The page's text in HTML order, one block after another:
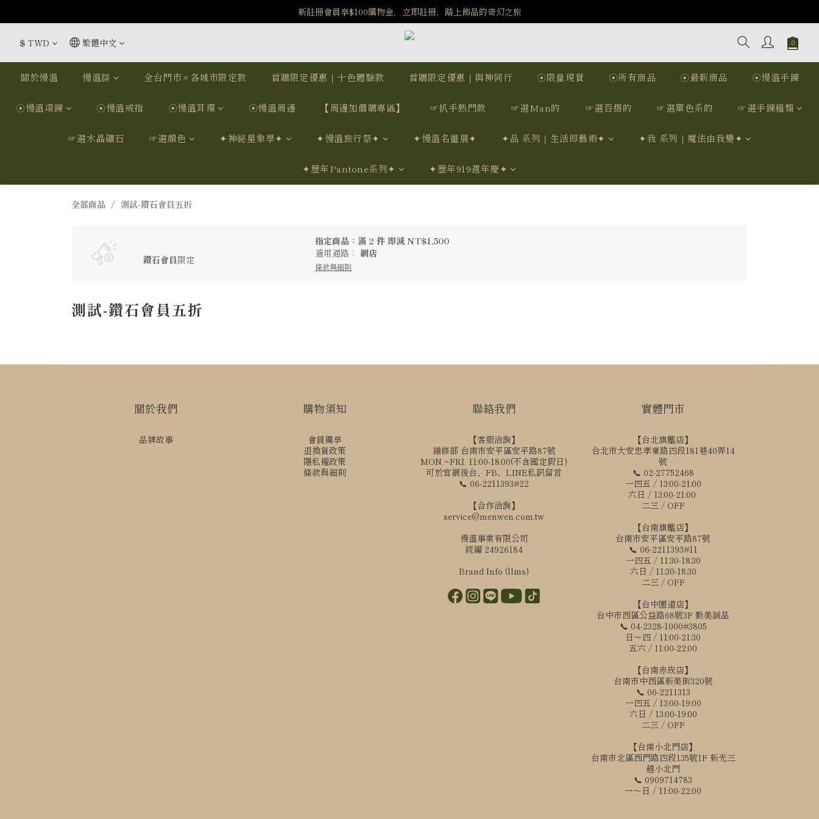
️8/6-8/12 第一波古文明馬拉松正式開跑：烏爾風華套組優惠價$5140
新註冊會員享$100購物金，立即註冊，踏上飾品的奇幻之旅
️8/6-8/12 第一波古文明馬拉松正式開跑：烏爾風華套組優惠價$5140
$ TWD 繁體中文
關於慢溫 慢溫談 全台門市×各城市限定款 首購限定優惠｜十色體驗款 首購限定優惠｜與神同行 ☉限量現貨 ☉所有商品 ☉最新商品 ☉慢溫手鍊
☉慢溫項鍊 ☉慢溫戒指 ☉慢溫耳環 ☉慢溫周邊 【周邊加價購專區】 ☞扒手熱門款 ☞選Man的 ☞選百搭的 ☞選單色系的 ☞選手鍊種類
☞選水晶礦石 ☞選顏色 ✦神祕星象學✦ ✦慢溫旅行祭✦ ✦慢溫名畫展✦ ✦品 系列｜生活即藝術✦ ✦我 系列｜魔法由我變✦
✦歷年Pantone系列✦ ✦歷年919週年慶✦
全部商品 測試-鑽石會員五折
鑽石會員限定
指定商品：滿 2 件 即減 NT$1,500
適用通路： 網店
條款與細則
測試-鑽石會員五折
關於我們
品牌故事
購物須知
會員獨享
退換貨政策
隱私權政策
條款與細則
聯絡我們
【客服洽詢】
維修部 台南市安平區安平路87號
MON.~FRI. 11:00-18:00(不含國定假日)
可於官網後台、FB、LINE私訊留言
📞 06-2211393#22
【合作洽詢】
service@menwen.com.tw
慢溫事業有限公司
統編 24926184
Brand Info (llms)
實體門市
【台北旗艦店】
台北市大安忠孝東路四段181巷40弄14
號
📞 02-27752468
一四五 / 13:00-21:00
六日 / 13:00-21:00
二三 / OFF
【台南旗艦店】
台南市安平區安平路87號
📞 06-2211393#11
一四五 / 11:30-18:30
六日 / 11:30-18:30
二三 / OFF
【台中園道店】
台中市西區公益路68號3F 勤美誠品
📞 04-2328-1000#3805
日～四 / 11:00-21:30
五六 / 11:00-22:00
【台南赤崁店】
台南市中西區新美街320號
📞 06-2211313
一四五 / 13:00-19:00
六日 / 13:00-19:00
二三 / OFF
【台南小北門店】
台南市北區西門路四段135號1F 新光三
越小北門
📞 0909714783
一～日 / 11:00-22:00